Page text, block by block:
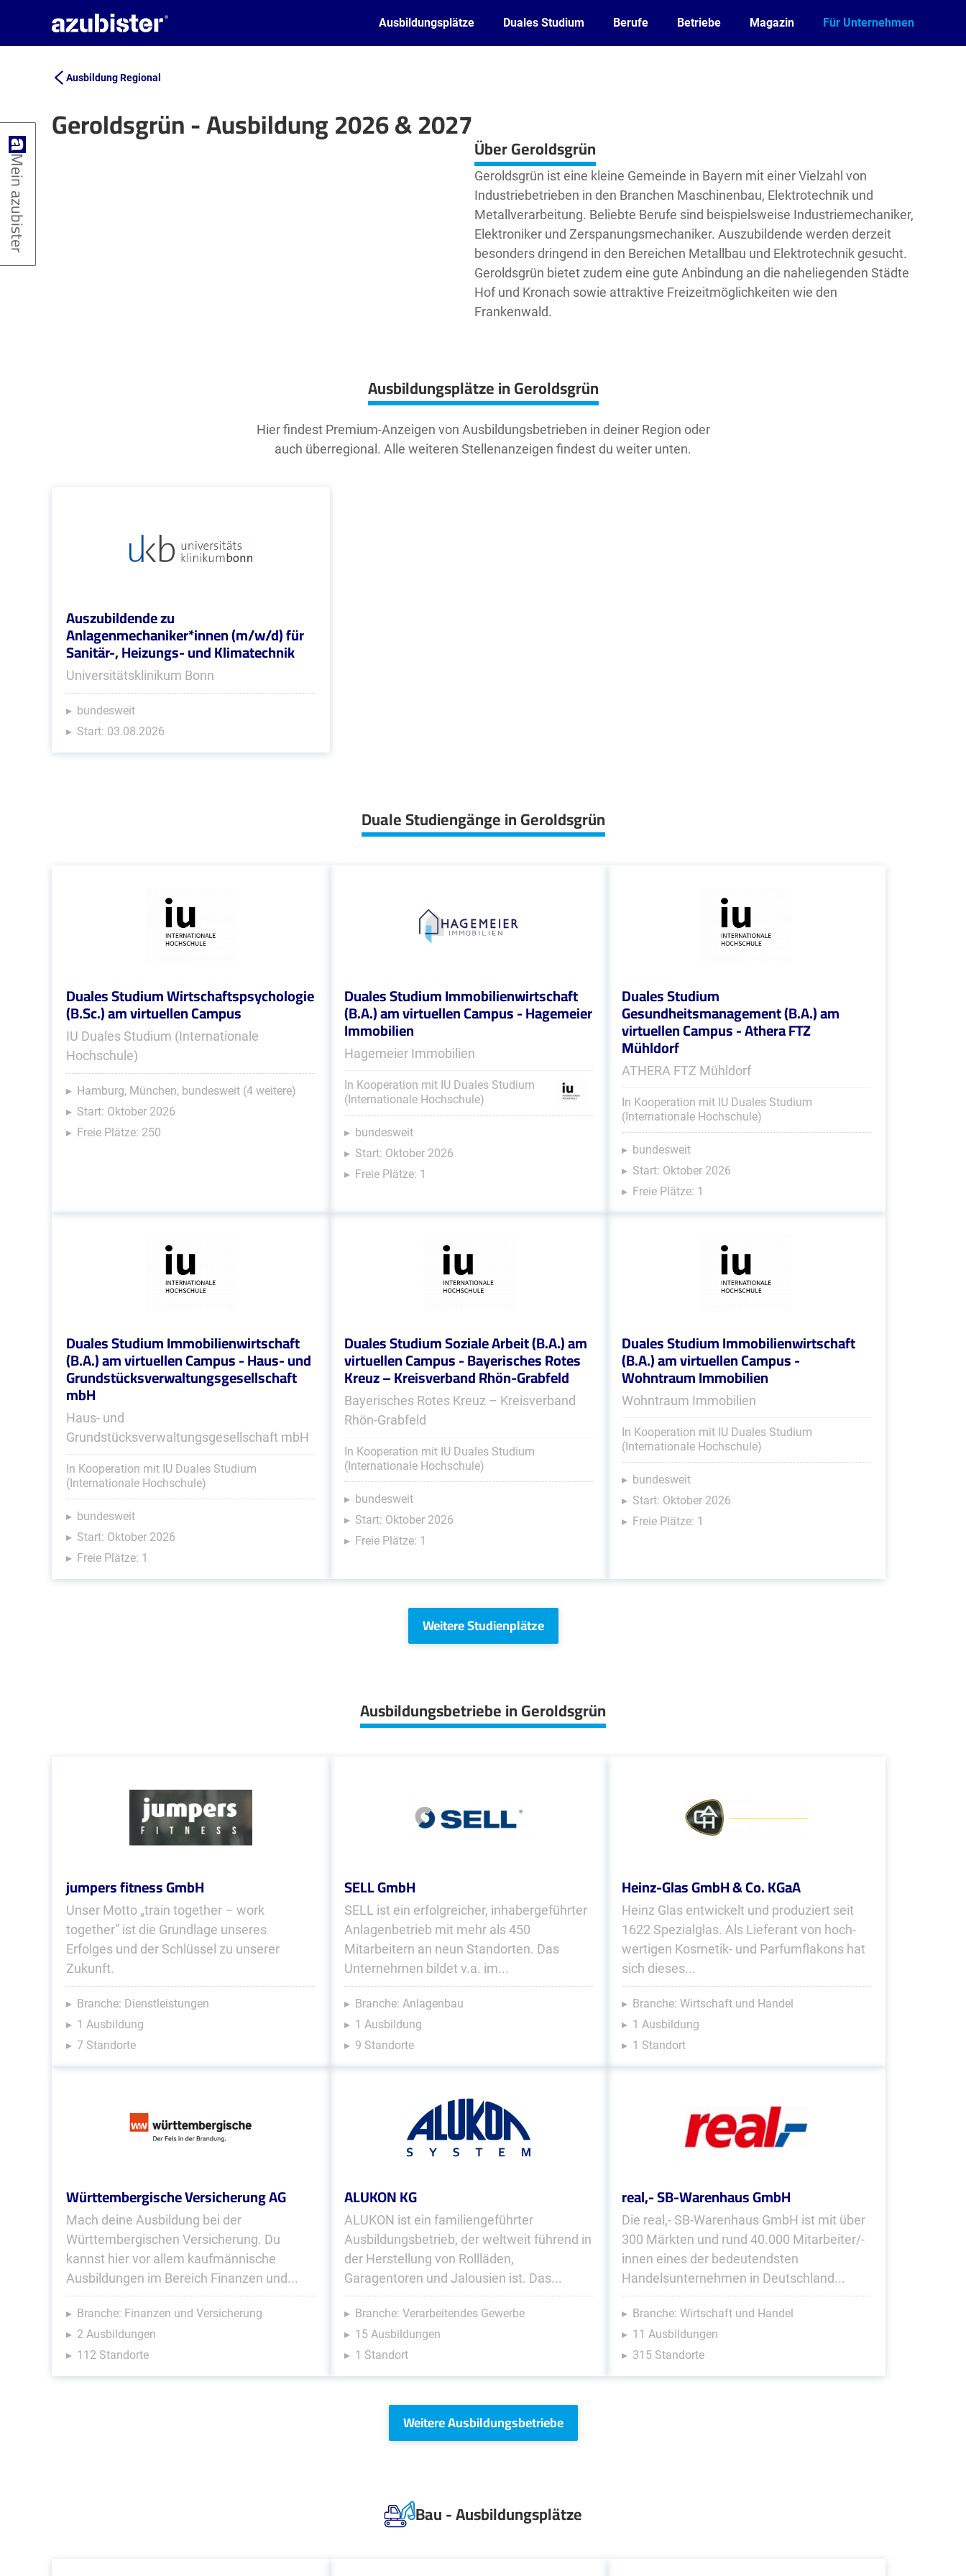
Ausbildungsplätze Duales Studium Berufe Betriebe Magazin Für Unternehmen
Ausbildung Regional
Geroldsgrün - Ausbildung 2026 & 2027
Leaflet| ©OpenStreetMap2contributors Über Geroldsgrün
Geroldsgrün ist eine kleine Gemeinde in Bayern mit einer Vielzahl von
Industriebetrieben in den Branchen Maschinenbau, Elektrotechnik und
Metallverarbeitung. Beliebte Berufe sind beispielsweise Industriemechaniker,
Elektroniker und Zerspanungsmechaniker. Auszubildende werden derzeit
besonders dringend in den Bereichen Metallbau und Elektrotechnik gesucht.
Geroldsgrün bietet zudem eine gute Anbindung an die naheliegenden Städte
Hof und Kronach sowie attraktive Freizeitmöglichkeiten wie den
Frankenwald.
Ausbildungsplätze in Geroldsgrün
Hier findest Premium-Anzeigen von Ausbildungsbetrieben in deiner Region oder
auch überregional. Alle weiteren Stellenanzeigen findest du weiter unten.
Auszubildende zu
Anlagenmechaniker*innen (m/w/d) für
Sanitär-, Heizungs- und Klimatechnik
Universitätsklinikum Bonn
bundesweit
Start: 03.08.2026
Duale Studiengänge in Geroldsgrün
Duales Studium Wirtschaftspsychologie
(B.Sc.) am virtuellen Campus
IU Duales Studium (Internationale
Hochschule)
Hamburg, München, bundesweit (4 weitere)
Start: Oktober 2026
Freie Plätze: 250
Duales Studium Immobilienwirtschaft
(B.A.) am virtuellen Campus - Hagemeier
Immobilien
Hagemeier Immobilien
In Kooperation mit IU Duales Studium
(Internationale Hochschule)
bundesweit
Start: Oktober 2026
Freie Plätze: 1
Duales Studium
Gesundheitsmanagement (B.A.) am
virtuellen Campus - Athera FTZ
Mühldorf
ATHERA FTZ Mühldorf
In Kooperation mit IU Duales Studium
(Internationale Hochschule)
bundesweit
Start: Oktober 2026
Freie Plätze: 1
Duales Studium Immobilienwirtschaft
(B.A.) am virtuellen Campus - Haus- und
Grundstücksverwaltungsgesellschaft
mbH
Haus- und
Grundstücksverwaltungsgesellschaft mbH
In Kooperation mit IU Duales Studium
(Internationale Hochschule)
bundesweit
Start: Oktober 2026
Freie Plätze: 1
Duales Studium Soziale Arbeit (B.A.) am
virtuellen Campus - Bayerisches Rotes
Kreuz – Kreisverband Rhön-Grabfeld
Bayerisches Rotes Kreuz – Kreisverband
Rhön-Grabfeld
In Kooperation mit IU Duales Studium
(Internationale Hochschule)
bundesweit
Start: Oktober 2026
Freie Plätze: 1
Duales Studium Immobilienwirtschaft
(B.A.) am virtuellen Campus -
Wohntraum Immobilien
Wohntraum Immobilien
In Kooperation mit IU Duales Studium
(Internationale Hochschule)
bundesweit
Start: Oktober 2026
Freie Plätze: 1
Weitere Studienplätze
Ausbildungsbetriebe in Geroldsgrün
jumpers fitness GmbH
Unser Motto „train together – work
together” ist die Grundlage unseres
Erfolges und der Schlüssel zu unserer
Zukunft.
Branche: Dienstleistungen
1 Ausbildung
7 Standorte
SELL GmbH
SELL ist ein erfolgreicher, inhabergeführter
Anlagenbetrieb mit mehr als 450
Mitarbeitern an neun Standorten. Das
Unternehmen bildet v.a. im...
Branche: Anlagenbau
1 Ausbildung
9 Standorte
Heinz-Glas GmbH & Co. KGaA
Heinz Glas entwickelt und produ­ziert seit
1622 Spezialglas. Als Lieferant von hoch­
wertigen Kos­metik- und Parfum­fla­kons hat
sich dieses...
Branche: Wirtschaft und Handel
1 Ausbildung
1 Standort
Württembergische Versicherung AG
Mach deine Ausbildung bei der
Württembergischen Versicherung. Du
kannst hier vor allem kaufmännische
Ausbildungen im Bereich Finanzen und...
Branche: Finanzen und Versicherung
2 Ausbildungen
112 Standorte
ALUKON KG
ALUKON ist ein familiengeführter
Ausbildungsbetrieb, der weltweit führend in
der Herstellung von Rollläden,
Garagentoren und Jalousien ist. Das...
Branche: Verarbeitendes Gewerbe
15 Ausbildungen
1 Standort
real,- SB-Warenhaus GmbH
Die real,- SB-Warenhaus GmbH ist mit über
300 Märkten und rund 40.000 Mitarbeiter/-
innen eines der bedeutendsten
Handelsunternehmen in Deutschland...
Branche: Wirtschaft und Handel
11 Ausbildungen
315 Standorte
Weitere Ausbildungsbetriebe
Bau - Ausbildungsplätze
Mein azubister